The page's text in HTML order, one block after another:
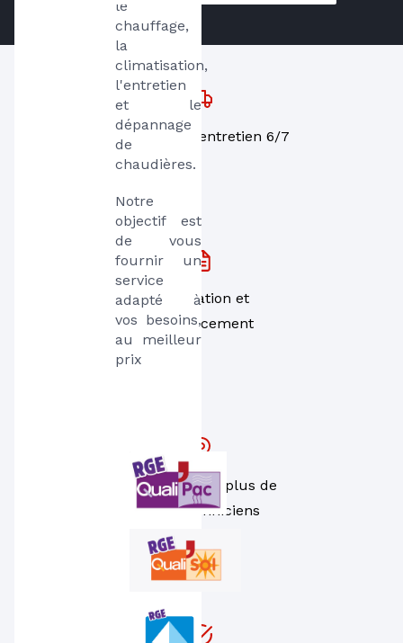
le
chauffage,
la
climatisation,
l'entretien
et le
dépannage
de
chaudières.
Notre
objectif est
de vous
fournir un
service
adapté à
vos besoins,
au meilleur
prix
Dépannage, entretien 6/7
Installation et
remplacement
Un réseau de plus de
1000 techniciens